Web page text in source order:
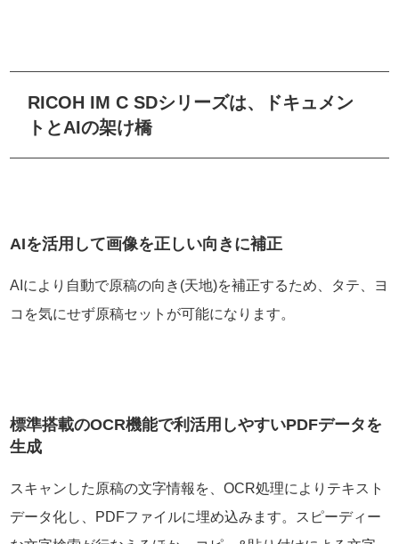
RICOH IM C SDシリーズは、ドキュメン
トとAIの架け橋
AIを活用して画像を正しい向きに補正
AIにより自動で原稿の向き(天地)を補正するため、タテ、ヨ
コを気にせず原稿セットが可能になります。
標準搭載のOCR機能で利活用しやすいPDFデータを
生成
スキャンした原稿の文字情報を、OCR処理によりテキスト
データ化し、PDFファイルに埋め込みます。スピーディー